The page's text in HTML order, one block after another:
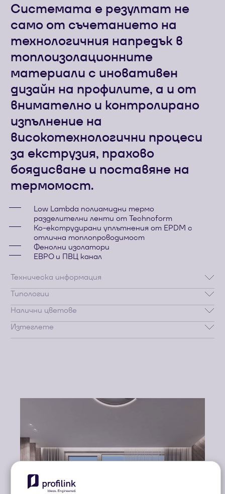
Техническа информация
Типологии
Налични цветове
Изтеглете
Системата е резултат не
само от съчетанието на
технологичния напредък в
топлоизолационните
материали с иновативен
дизайн на профилите, а и от
внимателно и контролирано
изпълнение на
високотехнологични процеси
за екструзия, прахово
боядисване и поставяне на
термомост.
Low Lambda полиамидни термо
разделителни ленти от Technoform
Ко-екструдирани уплътнения от EPDM с
отлична топлопроводимост
Фенолни изолатори
ЕВРО и ПВЦ канал